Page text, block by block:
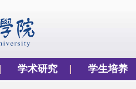
学术研究 学生培养